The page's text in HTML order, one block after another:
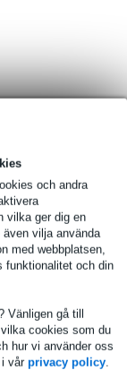
och andra
vilka ger dig en
vilja använda
med webbplatsen,
funktionalitet och din
gå till
cookies som du
hur vi använder oss
vår privacy policy.